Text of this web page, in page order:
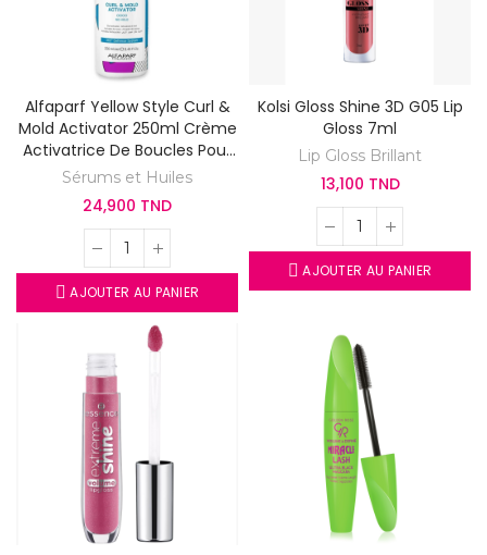
Alfaparf Yellow Style Curl &
Mold Activator 250ml Crème
Activatrice De Boucles Pour
Curly Hair Cheveux Bouclés
Sérums et Huiles
24,900 TND
AJOUTER AU PANIER
Kolsi Gloss Shine 3D G05 Lip
Gloss 7ml
Lip Gloss Brillant
13,100 TND
AJOUTER AU PANIER